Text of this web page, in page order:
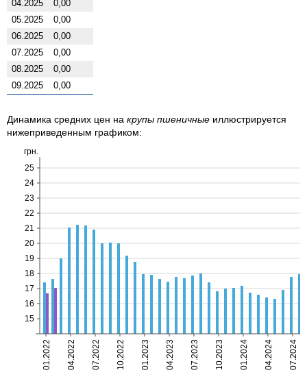
04.2025
0,00
05.2025
0,00
06.2025
0,00
07.2025
0,00
08.2025
0,00
09.2025
0,00
Динамика средних цен на крупы пшеничные иллюстрируется
нижеприведенным графиком:
Украина
Луганская
01.2022 04.2022 07.2022 10.2022 01.2023 04.2023 07.2023 10.2023 01.2024 04.2024 07.2024
15
16
17
18
19
20
21
22
23
24
25
грн.